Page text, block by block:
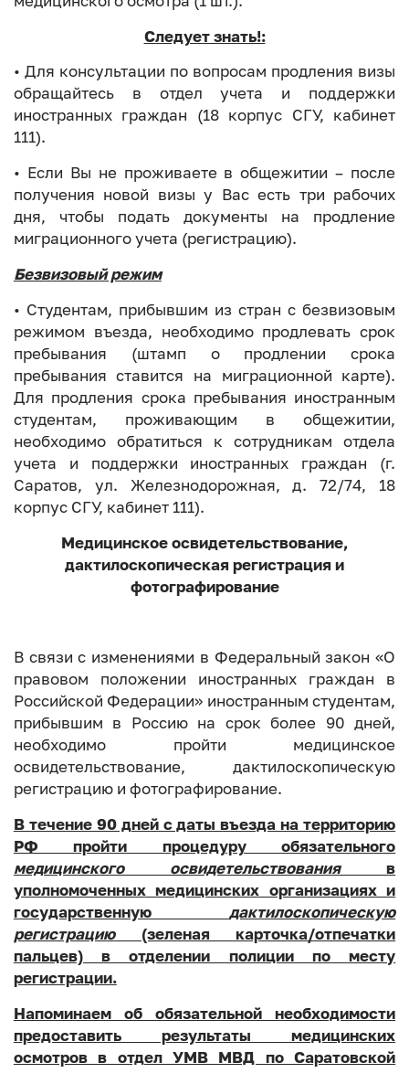
Следует знать!:
• Для консультации по вопросам продления визы
обращайтесь в отдел учета и поддержки
иностранных граждан (18 корпус СГУ, кабинет
111).
• Если Вы не проживаете в общежитии – после
получения новой визы у Вас есть три рабочих
дня, чтобы подать документы на продление
миграционного учета (регистрацию).
Безвизовый режим
• Студентам, прибывшим из стран с безвизовым
режимом въезда, необходимо продлевать срок
пребывания (штамп о продлении срока
пребывания ставится на миграционной карте).
Для продления срока пребывания иностранным
студентам, проживающим в общежитии,
необходимо обратиться к сотрудникам отдела
учета и поддержки иностранных граждан (г.
Саратов, ул. Железнодорожная, д. 72/74, 18
корпус СГУ, кабинет 111).
Медицинское освидетельствование,
дактилоскопическая регистрация и
фотографирование
В связи с изменениями в Федеральный закон «О
правовом положении иностранных граждан в
Российской Федерации» иностранным студентам,
прибывшим в Россию на срок более 90 дней,
необходимо пройти медицинское
освидетельствование, дактилоскопическую
регистрацию и фотографирование.
В течение 90 дней с даты въезда на территорию
РФ пройти процедуру обязательного
медицинского освидетельствованияв
уполномоченных медицинских организациях и
государственнуюдактилоскопическую
регистрацию(зеленая карточка/отпечатки
пальцев) в отделении полиции по месту
регистрации.
Напоминаем об обязательной необходимости
предоставить результаты медицинских
осмотров в отдел УМВ МВД по Саратовской